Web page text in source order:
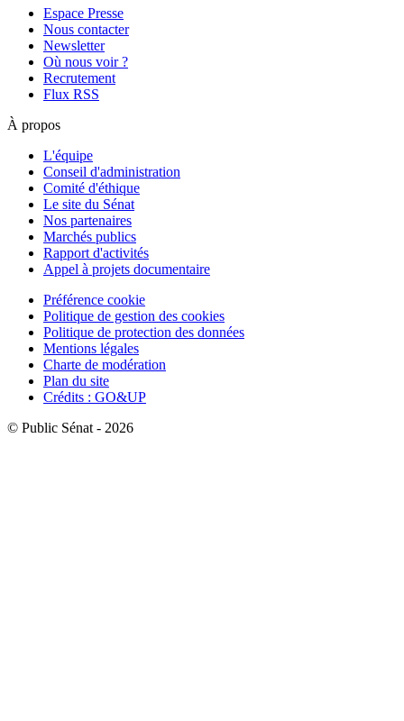
Espace Presse
Nous contacter
Newsletter
Où nous voir ?
Recrutement
Flux RSS
À propos
L'équipe
Conseil d'administration
Comité d'éthique
Le site du Sénat
Nos partenaires
Marchés publics
Rapport d'activités
Appel à projets documentaire
Préférence cookie
Politique de gestion des cookies
Politique de protection des données
Mentions légales
Charte de modération
Plan du site
Crédits : GO&UP
© Public Sénat - 2026